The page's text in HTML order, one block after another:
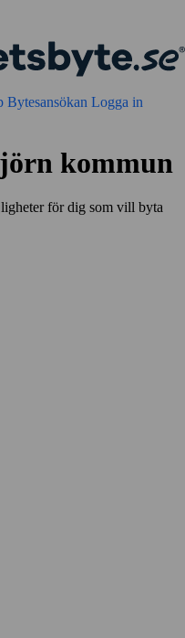
Bytesansökan Logga in
kommun
för dig som vill byta